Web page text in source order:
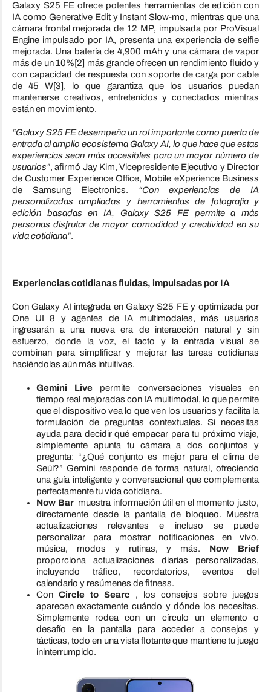
Galaxy S25 FE ofrece potentes herramientas de edición con
IA como Generative Edit y Instant Slow-mo, mientras que una
cámara frontal mejorada de 12 MP, impulsada por ProVisual
Engine impulsado por IA, presenta una experiencia de selfie
mejorada. Una batería de 4,900 mAh y una cámara de vapor
más de un 10%[2] más grande ofrecen un rendimiento fluido y
con capacidad de respuesta con soporte de carga por cable
de 45 W[3], lo que garantiza que los usuarios puedan
mantenerse creativos, entretenidos y conectados mientras
están en movimiento.
“Galaxy S25 FE desempeña un rol importante como puerta de
entrada al amplio ecosistema Galaxy AI, lo que hace que estas
experiencias sean más accesibles para un mayor número de
usuarios”, afirmó Jay Kim, Vicepresidente Ejecutivo y Director
de Customer Experience Office, Mobile eXperience Business
de Samsung Electronics. “Con experiencias de IA
personalizadas ampliadas y herramientas de fotografía y
edición basadas en IA, Galaxy S25 FE permite a más
personas disfrutar de mayor comodidad y creatividad en su
vida cotidiana”.
Experiencias cotidianas fluidas, impulsadas por IA
Con Galaxy AI integrada en Galaxy S25 FE y optimizada por
One UI 8 y agentes de IA multimodales, más usuarios
ingresarán a una nueva era de interacción natural y sin
esfuerzo, donde la voz, el tacto y la entrada visual se
combinan para simplificar y mejorar las tareas cotidianas
haciéndolas aún más intuitivas.
Gemini Live permite conversaciones visuales en
tiempo real mejoradas con IA multimodal, lo que permite
que el dispositivo vea lo que ven los usuarios y facilita la
formulación de preguntas contextuales. Si necesitas
ayuda para decidir qué empacar para tu próximo viaje,
simplemente apunta tu cámara a dos conjuntos y
pregunta: “¿Qué conjunto es mejor para el clima de
Seúl?” Gemini responde de forma natural, ofreciendo
una guía inteligente y conversacional que complementa
perfectamente tu vida cotidiana.
Now Bar muestra información útil en el momento justo,
directamente desde la pantalla de bloqueo. Muestra
actualizaciones relevantes e incluso se puede
personalizar para mostrar notificaciones en vivo,
música, modos y rutinas, y más. Now Brief
proporciona actualizaciones diarias personalizadas,
incluyendo tráfico, recordatorios, eventos del
calendario y resúmenes de fitness.
Con Circle to Searc , los consejos sobre juegos
aparecen exactamente cuándo y dónde los necesitas.
Simplemente rodea con un círculo un elemento o
desafío en la pantalla para acceder a consejos y
tácticas, todo en una vista flotante que mantiene tu juego
ininterrumpido.